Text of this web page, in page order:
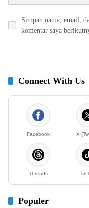
Simpan nama, email,
komentar saya
Connect With Us
Facebook X
Threads
Populer